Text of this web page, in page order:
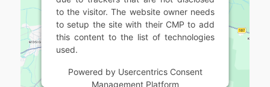
to the visitor. The website owner needs
to setup the site with their CMP to add
this content to the list of technologies
used.
Powered by Usercentrics Consent
Management Platform